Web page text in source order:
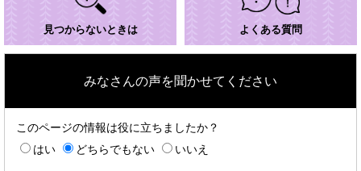
見つからないときは よくある質問
みなさんの声を聞かせてください
このページの情報は役に立ちましたか？
はい
どちらでもない いいえ